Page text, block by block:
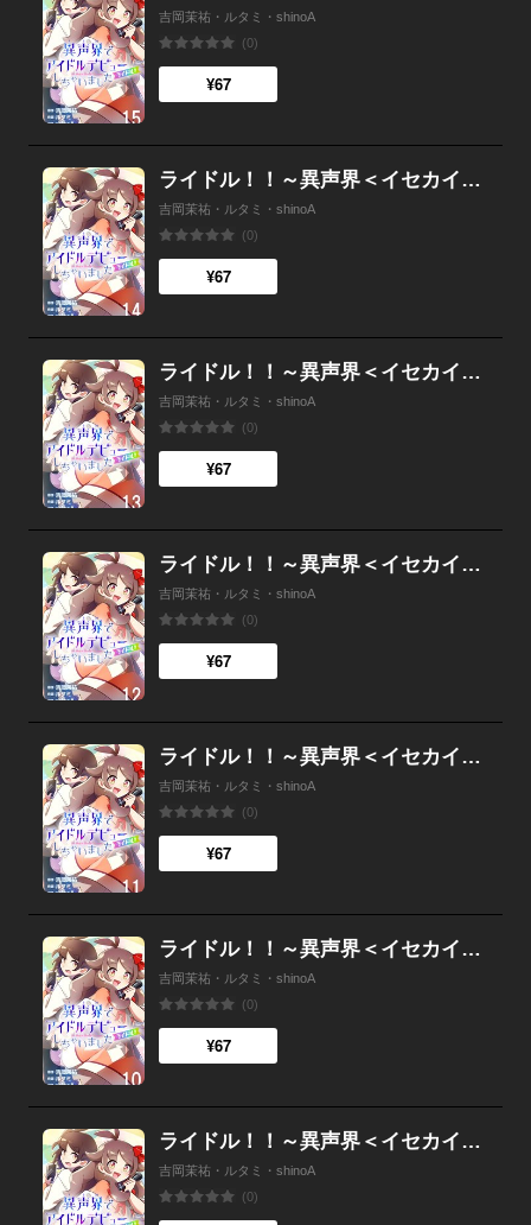
吉岡茉祐・ルタミ・shinoA
(0)
¥67
ライドル！！～異声界＜イセカイ＞でアイドルデビューしちゃいました～ 14
吉岡茉祐・ルタミ・shinoA
(0)
¥67
ライドル！！～異声界＜イセカイ＞でアイドルデビューしちゃいました～ 13
吉岡茉祐・ルタミ・shinoA
(0)
¥67
ライドル！！～異声界＜イセカイ＞でアイドルデビューしちゃいました～ 12
吉岡茉祐・ルタミ・shinoA
(0)
¥67
ライドル！！～異声界＜イセカイ＞でアイドルデビューしちゃいました～ 11
吉岡茉祐・ルタミ・shinoA
(0)
¥67
ライドル！！～異声界＜イセカイ＞でアイドルデビューしちゃいました～ 10
吉岡茉祐・ルタミ・shinoA
(0)
¥67
ライドル！！～異声界＜イセカイ＞でアイドルデビューしちゃいました～ 9
吉岡茉祐・ルタミ・shinoA
(0)